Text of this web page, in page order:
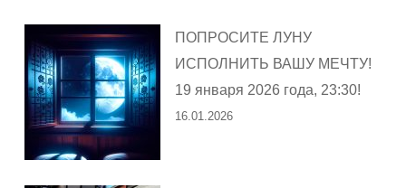
ПОПРОСИТЕ ЛУНУ
ИСПОЛНИТЬ ВАШУ МЕЧТУ!
19 января 2026 года, 23:30!
16.01.2026